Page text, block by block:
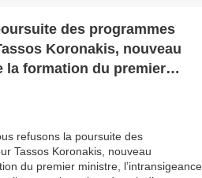
des programmes
Koronakis, nouveau
la formation du premier
crainte de voir d’autres